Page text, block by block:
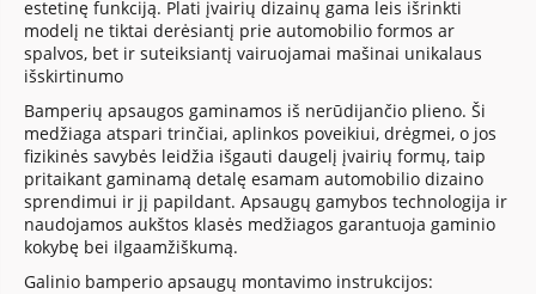
estetinę funkciją. Plati įvairių dizainų gama leis išrinkti
modelį ne tiktai derėsiantį prie automobilio formos ar
spalvos, bet ir suteiksiantį vairuojamai mašinai unikalaus
išskirtinumo
Bamperių apsaugos gaminamos iš nerūdijančio plieno. Ši
medžiaga atspari trinčiai, aplinkos poveikiui, drėgmei, o jos
fizikinės savybės leidžia išgauti daugelį įvairių formų, taip
pritaikant gaminamą detalę esamam automobilio dizaino
sprendimui ir jį papildant. Apsaugų gamybos technologija ir
naudojamos aukštos klasės medžiagos garantuoja gaminio
kokybę bei ilgaamžiškumą.
Galinio bamperio apsaugų montavimo instrukcijos: